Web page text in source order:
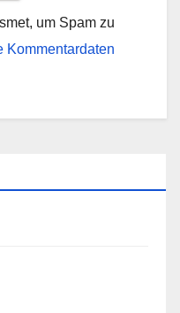
um Spam zu
Kommentardaten